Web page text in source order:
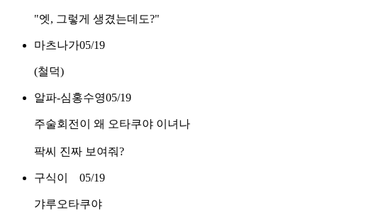
"엣, 그렇게 생겼는데도?"
마츠나가05/19
(철덕)
알파-심홍수영05/19
주술회전이 왜 오타쿠야 이녀나
팍씨 진짜 보여줘?
구식이 05/19
갸루오타쿠야